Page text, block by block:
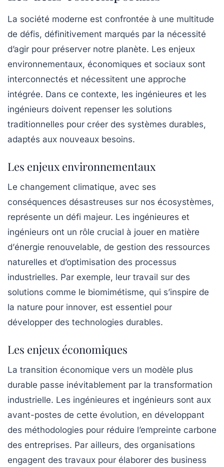
La société moderne est confrontée à une multitude
de défis, définitivement marqués par la nécessité
d’agir pour préserver notre planète. Les enjeux
environnementaux, économiques et sociaux sont
interconnectés et nécessitent une approche
intégrée. Dans ce contexte, les ingénieures et les
ingénieurs doivent repenser les solutions
traditionnelles pour créer des systèmes durables,
adaptés aux nouveaux besoins.
Les enjeux environnementaux
Le changement climatique, avec ses
conséquences désastreuses sur nos écosystèmes,
représente un défi majeur. Les ingénieures et
ingénieurs ont un rôle crucial à jouer en matière
d’énergie renouvelable, de gestion des ressources
naturelles et d’optimisation des processus
industrielles. Par exemple, leur travail sur des
solutions comme le biomimétisme, qui s’inspire de
la nature pour innover, est essentiel pour
développer des technologies durables.
Les enjeux économiques
La transition économique vers un modèle plus
durable passe inévitablement par la transformation
industrielle. Les ingénieures et ingénieurs sont aux
avant-postes de cette évolution, en développant
des méthodologies pour réduire l’empreinte carbone
des entreprises. Par ailleurs, des organisations
engagent des travaux pour élaborer des business